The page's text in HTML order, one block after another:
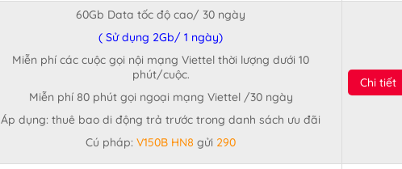
60Gb Data tốc độ cao/ 30 ngày
( Sử dụng 2Gb/ 1 ngày)
Miễn phí các cuộc gọi nội mạng Viettel thời lượng dưới 10
phút/cuộc.
Miễn phí 80 phút gọi ngoại mạng Viettel /30 ngày
Áp dụng: thuê bao di động trả trước trong danh sách ưu đãi
Cú pháp: V150B HN8 gửi 290
Chi tiết